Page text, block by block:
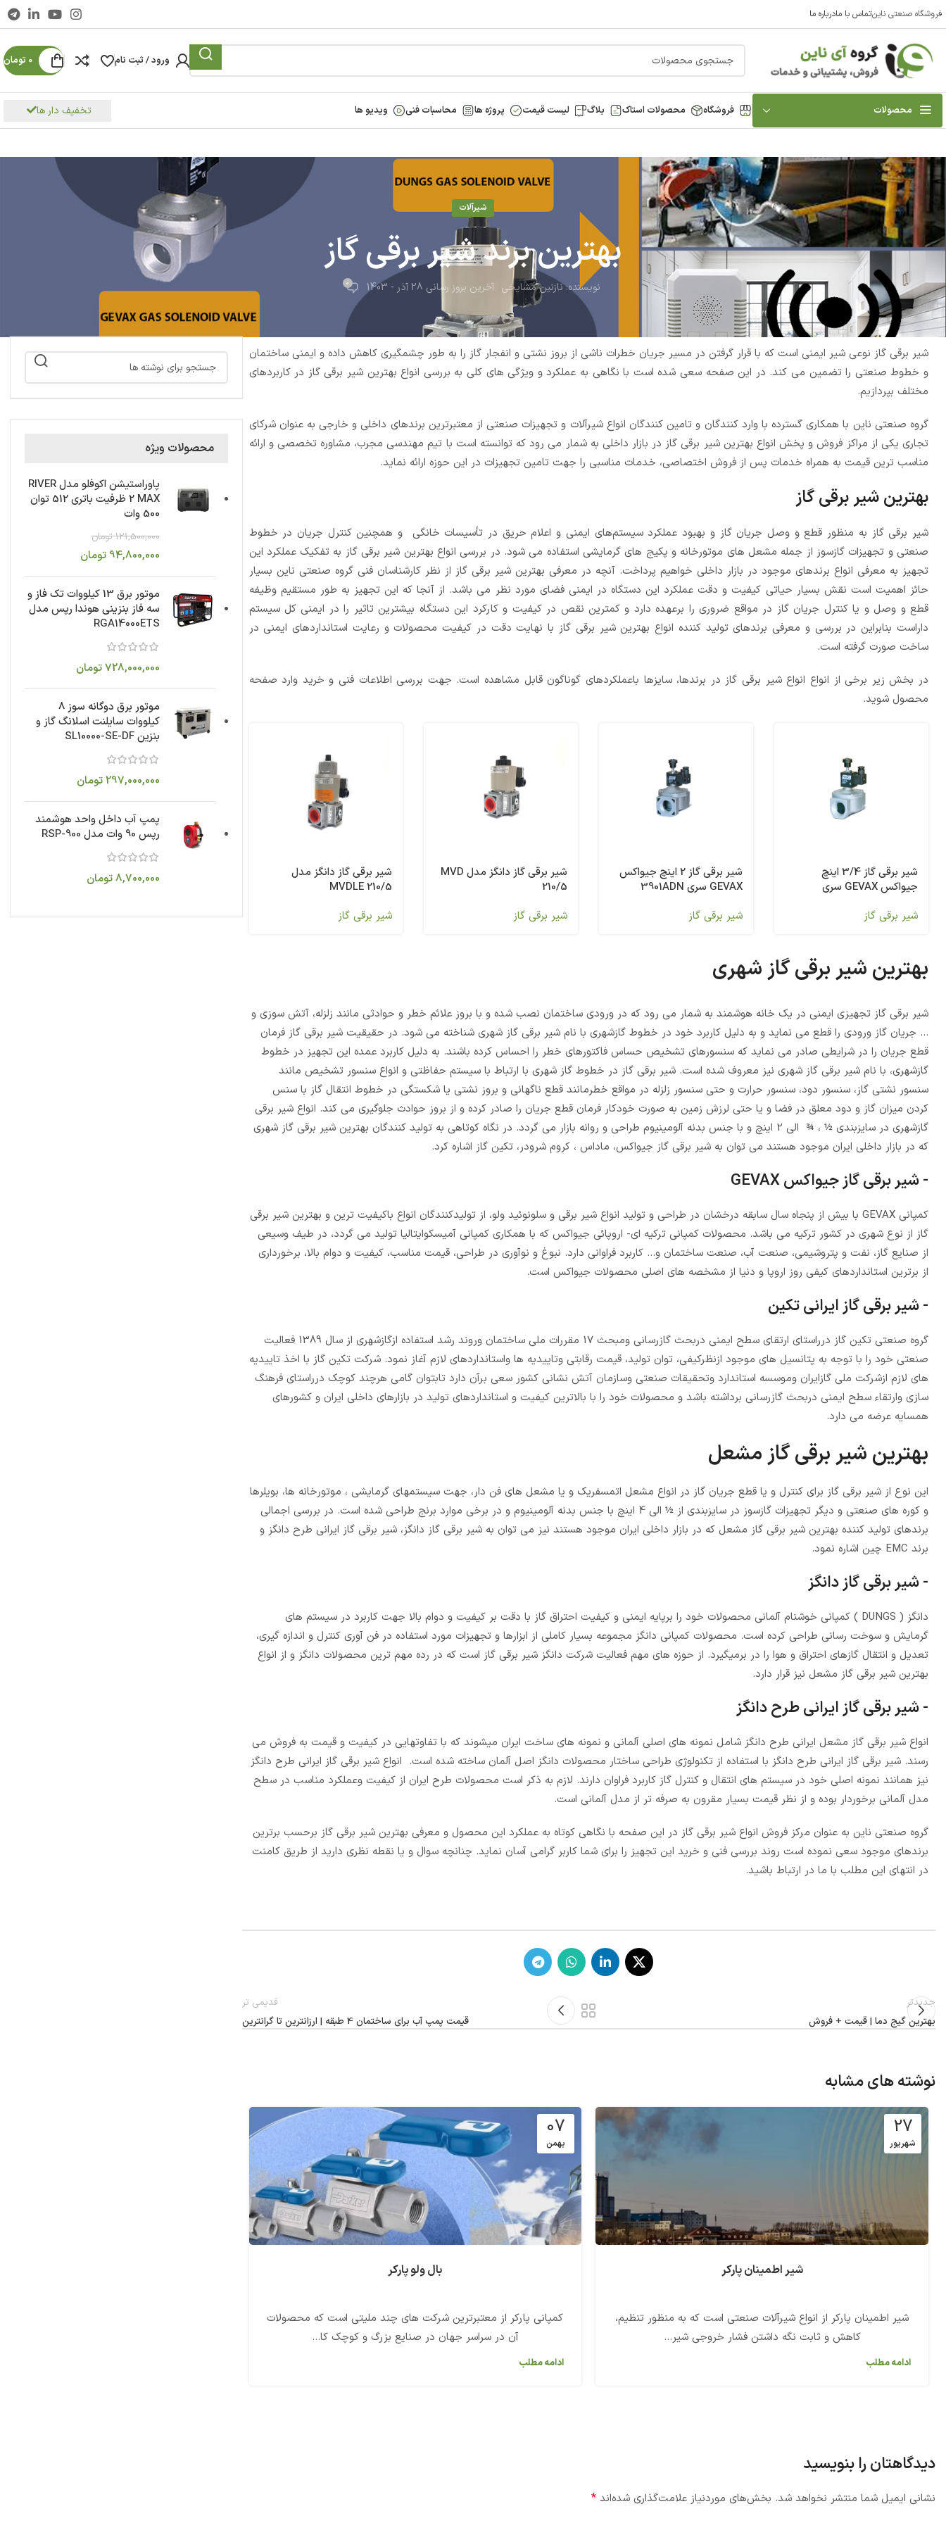
فروشگاه صنعتی ناینتماس با مادرباره ما
ورود / ثبت نام 0 تومان
محصولات فروشگاه محصولات استاک بلاگ لیست قیمت پروژه ها محاسبات فنی ویدیو ها تخفیف دار ها
شیرآلات
بهترین برند شیر برقی گاز
نویسنده:نازنین مشایخی آخرین بروز رسانی 28 آذر - 1403 0
شیر برقی گاز نوعی شیر ایمنی است که با قرار گرفتن در مسیر جریان خطرات ناشی از بروز نشتی و انفجار گاز را به طور چشمگیری کاهش داده و ایمنی ساختمان
و خطوط صنعتی را تضمین می کند. در این صفحه سعی شده است با نگاهی به عملکرد و ویژگی های کلی به بررسی انواع بهترین شیر برقی گاز در کاربردهای
مختلف بپردازیم.
گروه صنعتی ناین با همکاری گسترده با وارد کنندگان و تامین کنندگان انواع شیرآلات و تجهیزات صنعتی از معتبرترین برندهای داخلی و خارجی به عنوان شرکای
تجاری یکی از مراکز فروش و پخش انواع بهترین شیر برقی گاز در بازار داخلی به شمار می رود که توانسته است با تیم مهندسی مجرب، مشاوره تخصصی و ارائه
مناسب ترین قیمت به همراه خدمات پس از فروش اختصاصی، خدمات مناسبی را جهت تامین تجهیزات در این حوزه ارائه نماید.
بهترین شیر برقی گاز
شیر برقی گاز به منظور قطع و وصل جریان گاز و بهبود عملکرد سیستم‌های ایمنی و اعلام حریق در تأسیسات خانگی و همچنین کنترل جریان در خطوط
صنعتی و تجهیزات گازسوز از جمله مشعل های موتورخانه و پکیج‌ های گرمایشی استفاده می شود. در بررسی انواع بهترین شیر برقی گاز به تفکیک عملکرد این
تجهیز به معرفی انواع برندهای موجود در بازار داخلی خواهیم پرداخت. آنچه در معرفی بهترین شیر برقی گاز از نظر کارشناسان فنی گروه صنعتی ناین بسیار
حائز اهمیت است نقش بسیار حیاتی کیفیت و دقت عملکرد این دستگاه در ایمنی فضای مورد نظر می باشد. از آنجا که این تجهیز به طور مستقیم وظیفه
قطع و وصل و یا کنترل جریان گاز در مواقع ضروری را برعهده دارد و کمترین نقص در کیفیت و کارکرد این دستگاه بیشترین تاثیر را در ایمنی کل سیستم
داراست بنابراین در بررسی و معرفی برندهای تولید کننده انواع بهترین شیر برقی گاز با نهایت دقت در کیفیت محصولات و رعایت استانداردهای ایمنی در
ساخت صورت گرفته است.
در بخش زیر برخی از انواع انواع شیر برقی گاز در برندها، سایزها باعملکردهای گوناگون قابل مشاهده است. جهت بررسی اطلاعات فنی و خرید وارد صفحه
محصول شوید.
شیر برقی گاز 3/4 اینچ
جیواکس GEVAX سری
شیر برقی گاز
شیر برقی گاز 2 اینچ جیواکس
GEVAX سری 3901ADN
شیر برقی گاز
شیر برقی گاز دانگز مدل MVD
210/5
شیر برقی گاز
شیر برقی گاز دانگز مدل
MVDLE 210/5
شیر برقی گاز
بهترین شیر برقی گاز شهری
شیر برقی گاز تجهیزی ایمنی در یک خانه هوشمند به شمار می رود که در ورودی ساختمان نصب شده و با بروز علائم خطر و حوادثی مانند زلزله، آتش سوزی و
... جریان گاز ورودی را قطع می نماید و به دلیل کاربرد خود در خطوط گازشهری با نام شیر برقی گاز شهری شناخته می شود. در حقیقیت شیر برقی گاز فرمان
قطع جریان را در شرایطی صادر می نماید که سنسورهای تشخیص حساس فاکتورهای خطر را احساس کرده باشند. به دلیل کاربرد عمده این تجهیز در خطوط
گازشهری، با نام شیر برقی گاز شهری نیز معروف شده است. شیر برقی گاز در خطوط گاز شهری با ارتباط با سیستم حفاظتی و انواع سنسور تشخیص مانند
سنسور نشتی گاز، سنسور دود، سنسور حرارت و حتی سنسور زلزله در مواقع خطرمانند قطع ناگهانی و بروز نشتی یا شکستگی در خطوط انتقال گاز با سنس
کردن میزان گاز و دود معلق در فضا و یا حتی لرزش زمین به صورت خودکار فرمان قطع جریان را صادر کرده و از بروز حوادث جلوگیری می کند. انواع شیر برقی
گازشهری در سایزبندی ½ ، ¾ الی 2 اینچ و با جنس بدنه آلومینیوم طراحی و روانه بازار می گردد. در نگاه کوتاهی به تولید کنندگان بهترین شیر برقی گاز شهری
که در بازار داخلی ایران موجود هستند می توان به شیر برقی گاز جیواکس، ماداس ، کروم شرودر، تکین گاز اشاره کرد.
- شیر برقی گاز جیواکس GEVAX
کمپانی GEVAX با بیش از پنجاه سال سابقه درخشان در طراحی و تولید انواع شیر برقی و سلونوئید ولو، از تولیدکنندگان انواع باکیفیت ترین و بهترین شیر برقی
گاز از نوع شهری در کشور ترکیه می باشد. محصولات کمپانی ترکیه ای- اروپائی جیواکس که با همکاری کمپانی آمیسکوایتالیا تولید می گردد، در طیف وسیعی
از صنایع گاز، نفت و پتروشیمی، صنعت آب، صنعت ساختمان و... کاربرد فراوانی دارد. نبوغ و نوآوری در طراحی، قیمت مناسب، کیفیت و دوام بالا، برخورداری
از برترین استانداردهای کیفی روز اروپا و دنیا از مشخصه های اصلی محصولات جیواکس است.
- شیر برقی گاز ایرانی تکین
گروه صنعتی تکین گاز درراستای ارتقای سطح ایمنی دربحث گازرسانی ومبحث 17 مقررات ملی ساختمان وروند رشد استفاده ازگازشهری از سال 1389 فعالیت
صنعتی خود را با توجه به پتانسیل های موجود ازنظرکیفی، توان تولید، قیمت رقابتی وتاییدیه ها واستانداردهای لازم آغاز نمود. شرکت تکین گاز با اخذ تاییدیه
های لازم ازشرکت ملی گازایران وموسسه استاندارد وتحقیقات صنعتی وسازمان آتش نشانی کشور سعی برآن دارد تابتوان گامی هرچند کوچک درراستای فرهنگ
سازی وارتقاء سطح ایمنی دربحث گازرسانی برداشته باشد و محصولات خود را با بالاترین کیفیت و استانداردهای تولید در بازارهای داخلی ایران و کشورهای
همسایه عرضه می دارد.
بهترین شیر برقی گاز مشعل
این نوع از شیر برقی گاز برای کنترل و یا قطع جریان گاز در انواع مشعل اتمسفریک و یا مشعل های فن دار، جهت سیستمهای گرمایشی ، موتورخانه ها، بویلرها
و کوره های صنعتی و دیگر تجهیزات گازسوز در سایزبندی از ½ الی 4 اینچ با جنس بدنه آلومینیوم و در برخی موارد برنج طراحی شده است. در بررسی اجمالی
برندهای تولید کننده بهترین شیر برقی گاز مشعل که در بازار داخلی ایران موجود هستند نیز می توان به شیر برقی گاز دانگز، شیر برقی گاز ایرانی طرح دانگز و
برند EMC چین اشاره نمود.
- شیر برقی گاز دانگز
دانگز ( DUNGS ) کمپانی خوشنام آلمانی محصولات خود را برپایه ایمنی و کیفیت احتراق گاز با دقت بر کیفیت و دوام بالا جهت کاربرد در سیستم های
گرمایش و سوخت رسانی طراحی کرده است. محصولات کمپانی دانگز مجموعه بسیار کاملی از ابزارها و تجهیزات مورد استفاده در فن آوری کنترل و اندازه گیری،
تعدیل و انتقال گاز‌های احتراق و هوا را در برمیگیرد. از حوزه های مهم فعالیت شرکت دانگز شیر برقی گاز است که در رده مهم ترین محصولات دانگز و از انواع
بهترین شیر برقی گاز مشعل نیز قرار دارد.
- شیر برقی گاز ایرانی طرح دانگز
انواع شیر برقی گاز مشعل ایرانی طرح دانگز شامل نمونه های اصلی آلمانی و نمونه های ساخت ایران میشوند که با تفاوتهایی در کیفیت و قیمت به فروش می
رسند. شیر برقی گاز ایرانی طرح دانگز با استفاده از تکنولوژی طراحی ساختار محصولات دانگز اصل آلمان ساخته شده است. انواع شیر برقی گاز ایرانی طرح دانگز
نیز همانند نمونه اصلی خود در سیستم های انتقال و کنترل گاز کاربرد فراوان دارند. لازم به ذکر است محصولات طرح ایران از کیفیت وعملکرد مناسب در سطح
مدل آلمانی برخوردار بوده و از نظر قیمت بسیار مقرون به صرفه تر از مدل آلمانی است.
گروه صنعتی ناین به عنوان مرکز فروش انواع شیر برقی گاز در این صفحه با نگاهی کوتاه به عملکرد این محصول و معرفی بهترین شیر برقی گاز برحسب برترین
برندهای موجود سعی نموده است روند بررسی فنی و خرید این تجهیز را برای شما کاربر گرامی آسان نماید. چنانچه سوال و یا نقطه نظری دارید از طریق کامنت
در انتهای این مطلب با ما در ارتباط باشید.
جدیدتر
بهترین گیج دما | قیمت + فروش
قدیمی تر
قیمت پمپ آب برای ساختمان 4 طبقه | ارزانترین تا گرانترین
نوشته های مشابه
27
شهریور
شیر اطمینان پارکر
شیر اطمینان پارکر از انواع شیرآلات صنعتی است که به منظور تنظیم،
کاهش و ثابت نگه داشتن فشار خروجی شیر...
ادامه مطلب
07
بهمن
بال ولو پارکر
کمپانی پارکر از معتبرترین شرکت های چند ملیتی است که محصولات
آن در سراسر جهان در صنایع بزرگ و کوچک کا...
ادامه مطلب
دیدگاهتان را بنویسید
نشانی ایمیل شما منتشر نخواهد شد. بخش‌های موردنیاز علامت‌گذاری شده‌اند *
محصولات ویژه
پاوراستیشن اکوفلو مدل RIVER
2 MAX ظرفیت باتری 512 توان
500 وات
121,500,000تومان
94,800,000 تومان
موتور برق 13 کیلووات تک فاز و
سه فاز بنزینی هوندا رپس مدل
RGA14000ETS
728,000,000تومان
موتور برق دوگانه سوز 8
کیلووات سایلنت اسلانگ گاز و
بنزین SL10000-SE-DF
297,000,000تومان
پمپ آب داخل واحد هوشمند
رپس 90 وات مدل RSP-900
8,700,000تومان